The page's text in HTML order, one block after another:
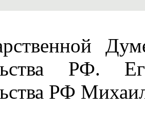
РФ.
РФ